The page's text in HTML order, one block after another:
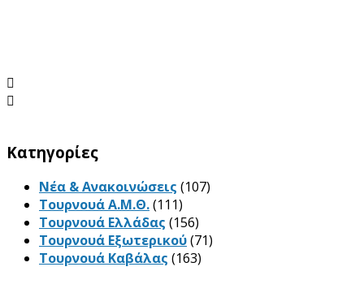


Kατηγορίες
Νέα & Ανακοινώσεις (107)
Τουρνουά Α.Μ.Θ.(111)
Τουρνουά Ελλάδας (156)
Τουρνουά Εξωτερικού(71)
Τουρνουά Καβάλας (163)